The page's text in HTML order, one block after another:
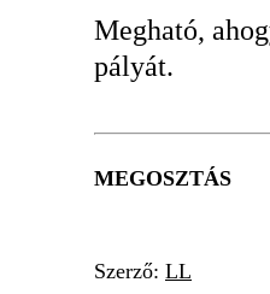
Megható,
pályát.
MEGOSZTÁS
Szerző: LL